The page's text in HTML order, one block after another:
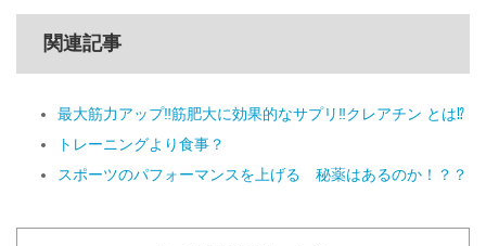
関連記事
最大筋力アップ‼️筋肥大に効果的なサプリ‼️クレアチン とは⁉️
トレーニングより食事？
スポーツのパフォーマンスを上げる 秘薬はあるのか！？？